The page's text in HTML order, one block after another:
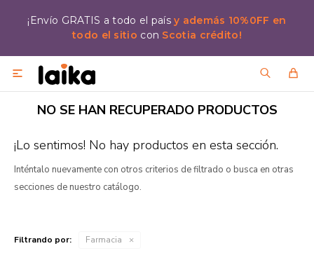
¡Envío GRATIS a todo el paísy además 10%0FF en
todo el sitio con Scotia crédito!

NO SE HAN RECUPERADO PRODUCTOS
¡Lo sentimos! No hay productos en esta sección.
Inténtalo nuevamente con otros criterios de filtrado o busca en otras
secciones de nuestro catálogo.
Filtrando por: Farmacia